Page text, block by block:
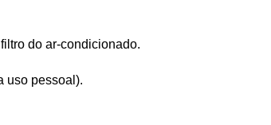
do ar-condicionado.
uso pessoal).